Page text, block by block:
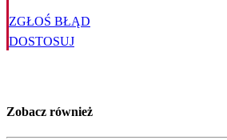
ZGŁOŚ BŁĄD
DOSTOSUJ
Zobacz również